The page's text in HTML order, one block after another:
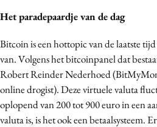
Het paradepaardje van de dag
Bitcoin is een hottopic van de laatste
van. Volgens het bitcoinpanel dat
Robert Reinder Nederhoed
online drogist). Deze virtuele valuta
oplopend van 200 tot 900 euro in een
valuta is, is het ook een betaalsysteem.